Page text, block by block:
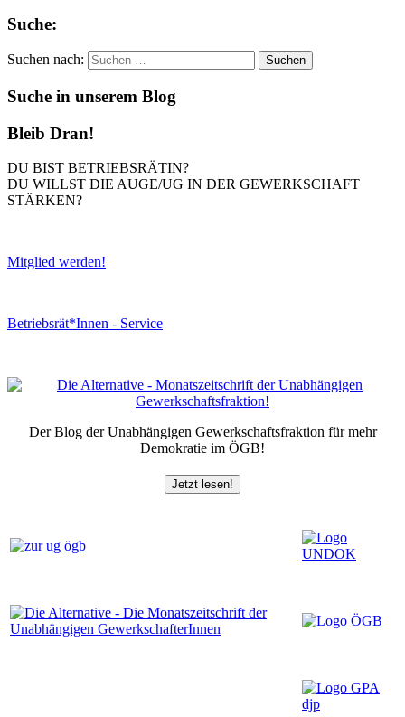
Suche:
Suchen nach:
Suche in unserem Blog
Bleib Dran!
DU BIST BETRIEBSRÄTIN?
DU WILLST DIE AUGE/UG IN DER GEWERKSCHAFT
STÄRKEN?
Mitglied werden!
Betriebsrät*Innen - Service
Der Blog der Unabhängigen Gewerkschaftsfraktion für mehr
Demokratie im ÖGB!
Jetzt lesen!